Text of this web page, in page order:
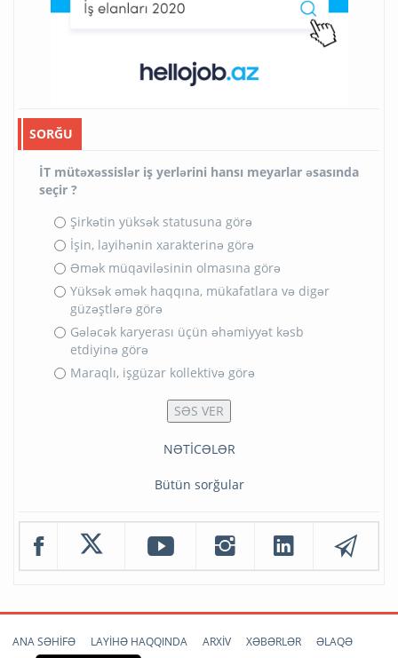
SORĞU
İT mütəxəssislər iş yerlərini hansı meyarlar əsasında
seçir ?
Şirkətin yüksək statusuna görə
İşin, layihənin xarakterinə görə
Əmək müqaviləsinin olmasına görə
Yüksək əmək haqqına, mükafatlara və digər
güzəştlərə görə
Gələcək karyerası üçün əhəmiyyət kəsb
etdiyinə görə
Maraqlı, işgüzar kollektivə görə
NƏTİCƏLƏR
Bütün sorğular
ANA SƏHİFƏ LAYİHƏ HAQQINDA ARXİV XƏBƏRLƏR ƏLAQƏ